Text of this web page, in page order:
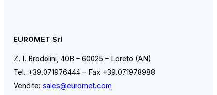
EUROMET Srl
Z. I. Brodolini, 40B – 60025 – Loreto (AN)
Tel. +39.071976444 – Fax +39.071978988
Vendite: sales@euromet.com